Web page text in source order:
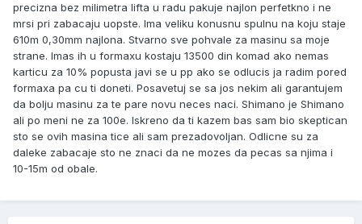
precizna bez milimetra lifta u radu pakuje najlon perfetkno i ne
mrsi pri zabacaju uopste. Ima veliku konusnu spulnu na koju staje
610m 0,30mm najlona. Stvarno sve pohvale za masinu sa moje
strane. Imas ih u formaxu kostaju 13500 din komad ako nemas
karticu za 10% popusta javi se u pp ako se odlucis ja radim pored
formaxa pa cu ti doneti. Posavetuj se sa jos nekim ali garantujem
da bolju masinu za te pare novu neces naci. Shimano je Shimano
ali po meni ne za 100e. Iskreno da ti kazem bas sam bio skeptican
sto se ovih masina tice ali sam prezadovoljan. Odlicne su za
daleke zabacaje sto ne znaci da ne mozes da pecas sa njima i
10-15m od obale.